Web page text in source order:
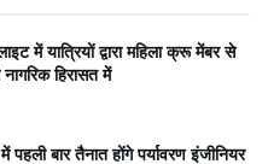
में यात्रियों द्वारा महिला क्रू मेंबर से
हिरासत में
बार तैनात होंगे पर्यावरण इंजीनियर